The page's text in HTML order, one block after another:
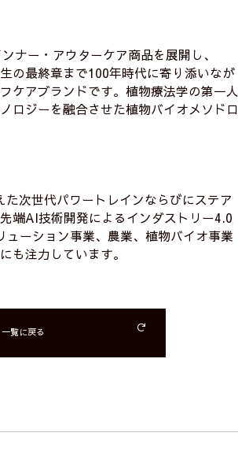
ナー・アウターケア商品を展開し、
の最終章まで100年時代に寄り添いなが
ケアブランドです。植物療法学の第一人
ロジーを融合させた植物バイオメソドロ
次世代パワートレインならびにステア
端AI技術開発によるインダストリー4.0
ーション事業、農業、植物バイオ事業
も注力しています。
一覧に戻る